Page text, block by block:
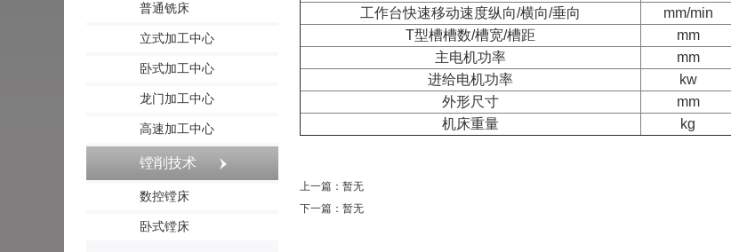
普通铣床
立式加工中心
卧式加工中心
龙门加工中心
高速加工中心
镗削技术
数控镗床
卧式镗床
工作台快速移动速度纵向/横向/垂向
mm/min
T型槽槽数/槽宽/槽距
mm
主电机功率
mm
进给电机功率
kw
外形尺寸
mm
机床重量
kg
上一篇：暂无
下一篇：暂无